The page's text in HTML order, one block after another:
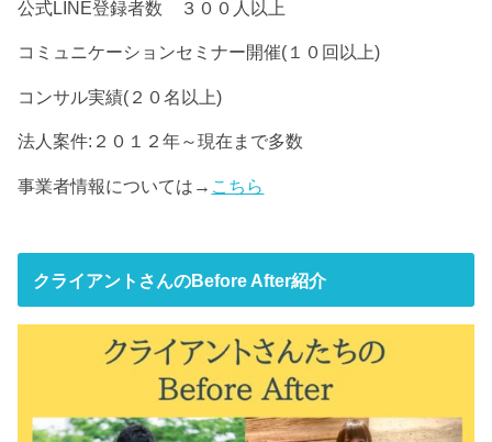
公式LINE登録者数 ３００人以上
コミュニケーションセミナー開催(１０回以上)
コンサル実績(２０名以上)
法人案件:２０１２年～現在まで多数
事業者情報については→ こちら
クライアントさんのBefore After紹介